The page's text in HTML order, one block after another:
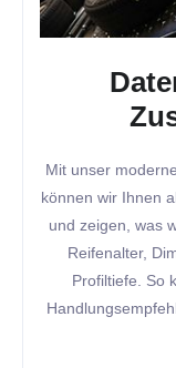
Mit unser
können wir Ihnen
und zeigen, was
Reifenalter,
Profiltiefe. So